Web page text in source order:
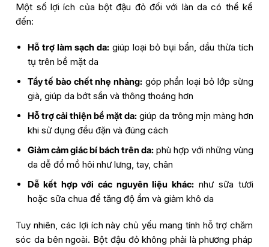
Một số lợi ích của bột đậu đỏ đối với làn da có thể kể
đến:
Hỗ trợ làm sạch da:giúp loại bỏ bụi bẩn, dầu thừa tích
tụ trên bề mặt da
Tẩy tế bào chết nhẹ nhàng:góp phần loại bỏ lớp sừng
già, giúp da bớt sần và thông thoáng hơn
Hỗ trợ cải thiện bề mặt da:giúp da trông mịn màng hơn
khi sử dụng đều đặn và đúng cách
Giảm cảm giác bí bách trên da:phù hợp với những vùng
da dễ đổ mồ hôi như lưng, tay, chân
Dễ kết hợp với các nguyên liệu khác:như sữa tươi
hoặc sữa chua để tăng độ ẩm và giảm khô da
Tuy nhiên, các lợi ích này chủ yếu mang tính hỗ trợ chăm
sóc da bên ngoài. Bột đậu đỏ không phải là phương pháp